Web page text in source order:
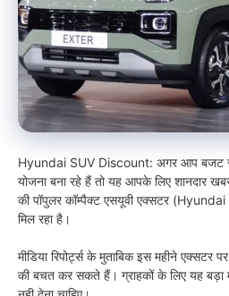
Hyundai SUV Discount: अगर आप बजट
योजना बना रहे हैं तो यह आपके लिए शानदार
की पॉपुलर कॉम्पैक्ट एसयूवी एक्सटर
मिल रहा है।
मीडिया रिपोर्ट्स के मुताबिक इस महीने
की बचत कर सकते हैं। ग्राहकों के लिए यह बड़ा